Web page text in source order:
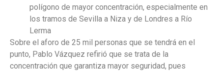
polígono de mayor concentración, especialmente en
los tramos de Sevilla a Niza y de Londres a Río
Lerma
Sobre el aforo de 25 mil personas que se tendrá en el
punto, Pablo Vázquez refirió que se trata de la
concentración que garantiza mayor seguridad, pues